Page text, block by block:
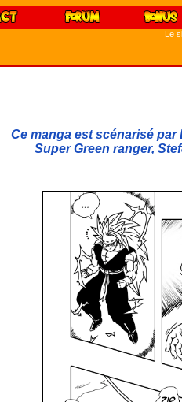
Le
Ce manga est scénarisé
Super Green ranger,